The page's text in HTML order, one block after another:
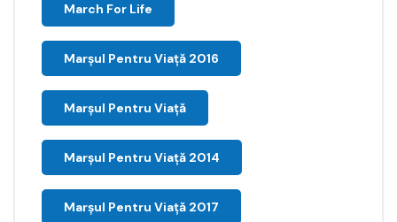
March For Life
Marşul Pentru Viaţă 2016
Marșul Pentru Viață
Marșul Pentru Viață 2014
Marșul Pentru Viață 2017